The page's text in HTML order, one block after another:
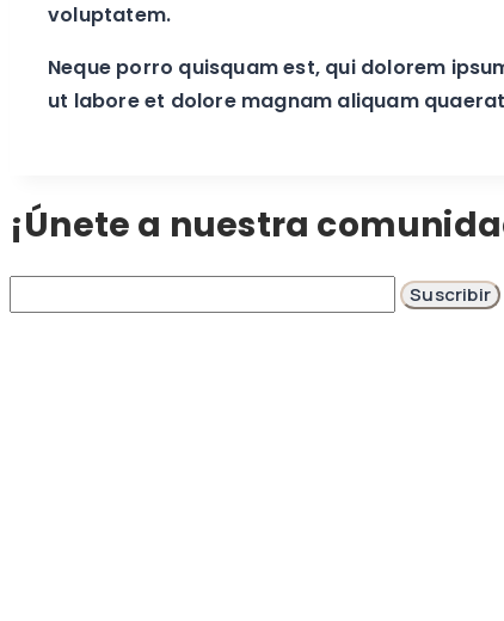
voluptatem.
Neque porro quisquam est, qui dolorem
ut labore et dolore magnam aliquam
¡Únete a nuestra